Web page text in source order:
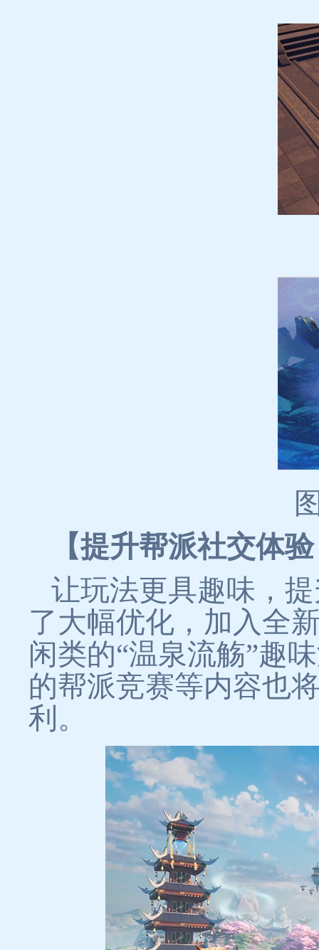
【提升帮派社交体
让玩法更具趣味，
了大幅优化，加入全
闲类的“温泉流觞”趣
的帮派竞赛等内容也
利。